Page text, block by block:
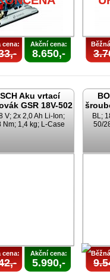
cena: Akční cena:
8.650,-
Aku vrtací
GSR 18V-502
V; 2x 2,0 Ah Li-Ion;
Nm; 1,4 kg; L-Case
cena: Akční cena:
5.990,-
BL;
50/